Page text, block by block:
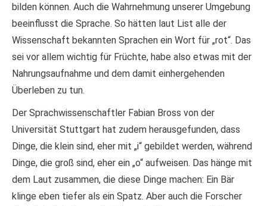
bilden können. Auch die Wahrnehmung unserer Umgebung
beeinflusst die Sprache. So hätten laut List alle der
Wissenschaft bekannten Sprachen ein Wort für „rot“. Das
sei vor allem wichtig für Früchte, habe also etwas mit der
Nahrungsaufnahme und dem damit einhergehenden
Überleben zu tun.
Der Sprachwissenschaftler Fabian Bross von der
Universität Stuttgart hat zudem herausgefunden, dass
Dinge, die klein sind, eher mit „i“ gebildet werden, während
Dinge, die groß sind, eher ein „o“ aufweisen. Das hänge mit
dem Laut zusammen, die diese Dinge machen: Ein Bär
klinge eben tiefer als ein Spatz. Aber auch die Forscher